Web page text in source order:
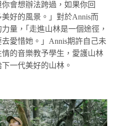
會想辦法跨過，如果你回
好的風景。」對於Annis而
量，｢走進山林是一個途徑，
愛惜她。」Annis期許自己未
的音樂教予學生，愛護山林
一代美好的山林。